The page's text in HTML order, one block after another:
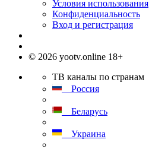
Условия использования
Конфиденциальность
Вход и регистрация
© 2026 yootv.online 18+
ТВ каналы по странам
Россия
Беларусь
Украина